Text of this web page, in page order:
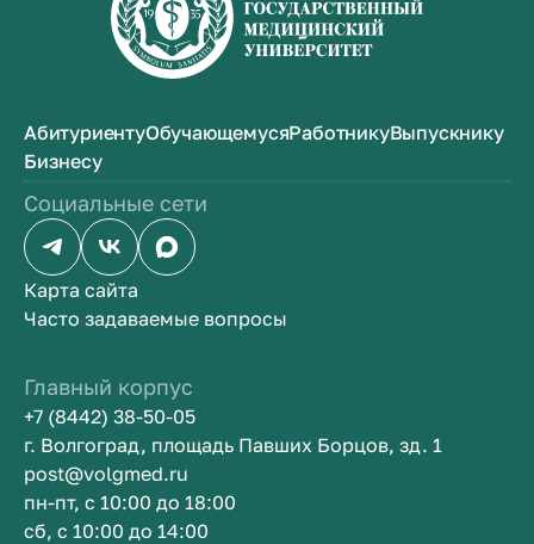
АбитуриентуОбучающемусяРаботникуВыпускнику
Бизнесу
Социальные сети
Карта сайта
Часто задаваемые вопросы
Главный корпус
+7 (8442) 38-50-05
г. Волгоград, площадь Павших Борцов, зд. 1
post@volgmed.ru
пн-пт, с 10:00 до 18:00
сб, с 10:00 до 14:00